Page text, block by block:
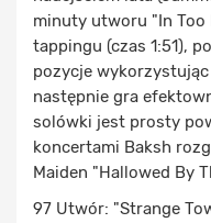
minuty utworu "In Too
tappingu (czas 1:51),
pozycje
następnie gra
solówki jest prosty
koncertami Baksh
Maiden "Hallowed By
97 Utwór: "Strange